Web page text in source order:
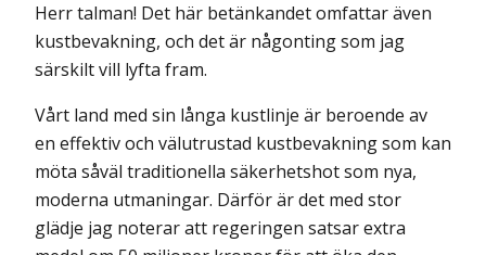
Herr talman! Det här betänkandet omfattar även
kustbevakning, och det är någonting som jag
särskilt vill lyfta fram.
Vårt land med sin långa kustlinje är beroende av
en effektiv och välutrustad kustbevakning som kan
möta såväl traditionella säkerhetshot som nya,
moderna utmaningar. Därför är det med stor
glädje jag noterar att regeringen satsar extra